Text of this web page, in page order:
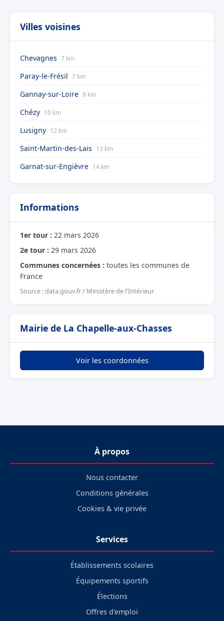
Villes voisines
Chevagnes 7 km
Paray-le-Frésil 7 km
Gannay-sur-Loire 9 km
Chézy 10 km
Lusigny 12 km
Saint-Martin-des-Lais 13 km
Garnat-sur-Engièvre 14 km
Informations
1er tour : 22 mars 2026
2e tour : 29 mars 2026
Communes concernées : toutes les communes de
France
Source : data.gouv.fr / Ministère de l'Intérieur
Mairie de La Chapelle-aux-Chasses
Voir les coordonnées
À propos
Nous contacter
Conditions générales
Cookies & vie privée
Services
Établissements scolaires
Équipements sportifs
Élections
Offres d'emploi